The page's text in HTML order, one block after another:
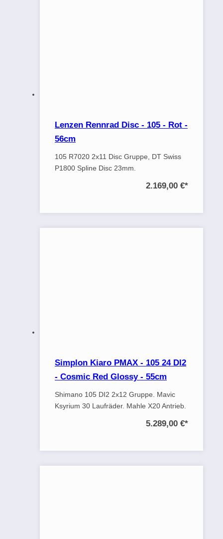
Lenzen Rennrad Disc - 105 - Rot -
56cm
105 R7020 2x11 Disc Gruppe, DT Swiss
P1800 Spline Disc 23mm.
2.169,00 €*
Simplon Kiaro PMAX - 105 24 DI2
- Cosmic Red Glossy - 55cm
Shimano 105 DI2 2x12 Gruppe. Mavic
Ksyrium 30 Laufräder. Mahle X20 Antrieb.
5.289,00 €*